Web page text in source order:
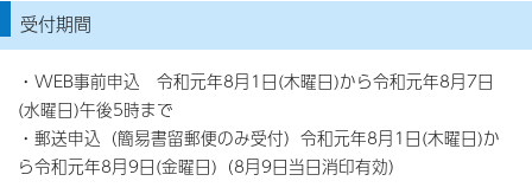
受付期間
・WEB事前申込 令和元年8月1日(木曜日)から令和元年8月7日
(水曜日)午後5時まで
・郵送申込（簡易書留郵便のみ受付）令和元年8月1日(木曜日)か
ら令和元年8月9日(金曜日)（8月9日当日消印有効）